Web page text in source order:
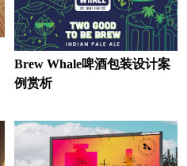
Brew Whale啤酒包装设计案
例赏析